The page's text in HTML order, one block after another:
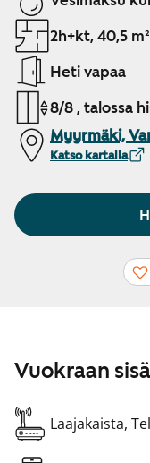
2h+kt, 40,5 m²
Heti vapaa
8/8 , talossa
Myyrmäki,
Katso kartalla
Vuokraan
Laajakaista,